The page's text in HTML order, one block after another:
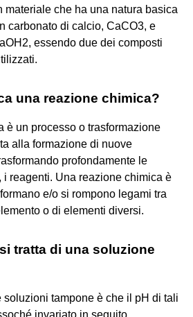
materiale che ha una natura basica
carbonato di calcio, CaCO3, e
essendo due dei composti
una reazione chimica?
è un processo o trasformazione
alla formazione di nuove
profondamente le
i reagenti. Una reazione chimica è
e/o si rompono legami tra
o di elementi diversi.
tratta di una soluzione
soluzioni tampone è che il pH di tali